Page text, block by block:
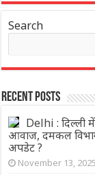
Search
Recent Posts
Delhi : दिल्‍ली
आवाज, दमकल
अपडेट ?
November 13, 2025